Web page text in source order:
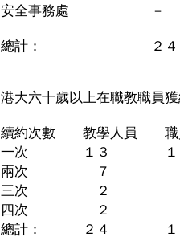
安全事務處
總計： ２４
港大六十歲以上在職教職員
續約次數 教學人員 職
一次 １３ １
兩次 ７
三次 ２
四次 ２
總計： ２４ １